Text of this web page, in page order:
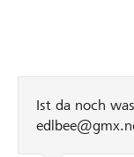
Ist da noch